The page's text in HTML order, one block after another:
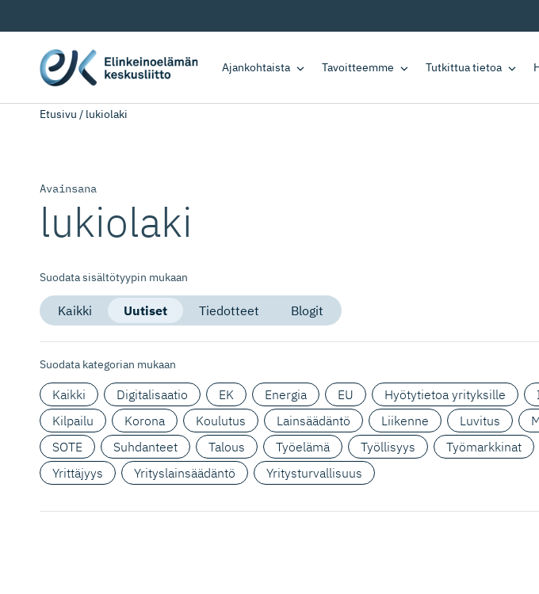
Ajankohtaista Tavoitteemme Tutkittua tietoa
Etusivu / lukiolaki
Avainsana
lukiolaki
Suodata sisältötyypin mukaan
Kaikki Uutiset Tiedotteet Blogit
Suodata kategorian mukaan
Kaikki Digitalisaatio EK Energia EU Hyötytietoa yrityksille
Kilpailu
Korona Koulutus Lainsäädäntö Liikenne Luvitus
SOTE
Suhdanteet Talous Työelämä Työllisyys Työmarkkinat
Yrittäjyys
Yrityslainsäädäntö Yritysturvallisuus